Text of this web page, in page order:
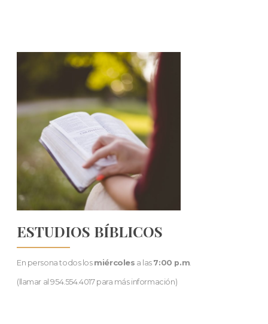
ESTUDIOS BÍBLICOS
En persona todos los miércoles a las 7:00 p.m.
(llamar al 954.554.4017 para más información)